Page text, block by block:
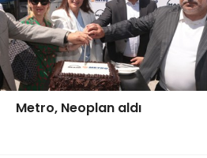
Metro, Neoplan aldı